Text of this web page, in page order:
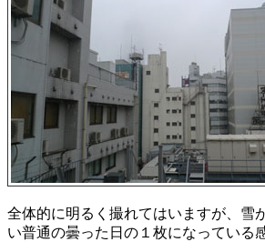
全体的に明るく撮れてはいますが、雪
い普通の曇った日の１枚になっている